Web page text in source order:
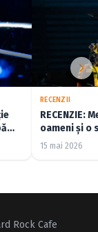
RECENZII
RECENZIE:
oameni și o
15 mai 2026
Rock Cafe